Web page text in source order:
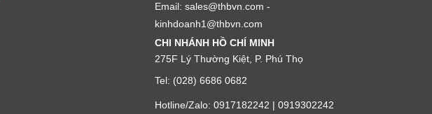
Email: sales@thbvn.com -
kinhdoanh1@thbvn.com
CHI NHÁNH HỒ CHÍ MINH
275F Lý Thường Kiệt, P. Phú Thọ
Tel: (028) 6686 0682
Hotline/Zalo: 0917182242 | 0919302242